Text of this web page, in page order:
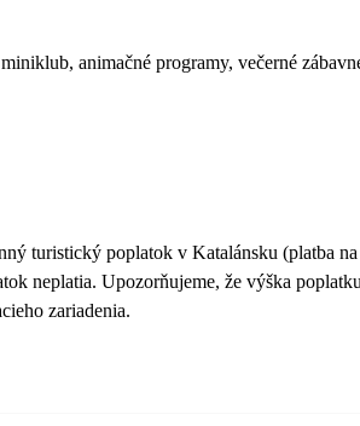
animačné programy, večerné
turistický poplatok v Katalánsku (platba
neplatia. Upozorňujeme, že výška
zariadenia.